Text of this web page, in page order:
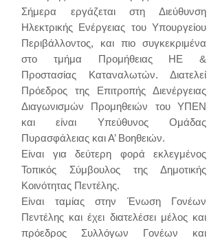
Σήμερα εργάζεται στη Διεύθυνση
Ηλεκτρικής Ενέργειας του Υπουργείου
Περιβάλλοντος, και πιο συγκεκριμένα
στο τμήμα Προμήθειας ΗΕ &
Προστασίας Καταναλωτών. Διατελεί
Πρόεδρος της Επιτροπής Διενέργειας
Διαγωνισμών Προμηθειών του ΥΠΕΝ
και είναι Υπεύθυνος Ομάδας
Πυρασφάλειας και Α’ Βοηθειών.
Είναι για δεύτερη φορά εκλεγμένος
Τοπικός Σύμβουλος της Δημοτικής
Κοινότητας Πεντέλης.
Είναι ταμίας στην Ένωση Γονέων
Πεντέλης και έχει διατελέσει μέλος και
πρόεδρος Συλλόγων Γονέων και